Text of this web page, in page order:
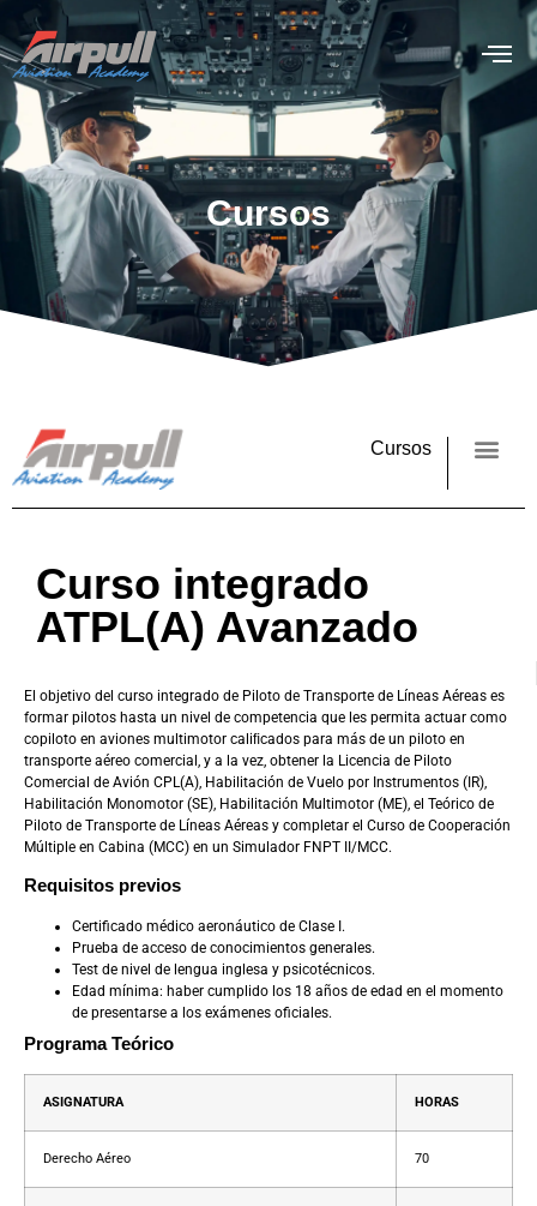
Cursos
Cursos
Curso integrado
ATPL(A) Avanzado
El objetivo del curso integrado de Piloto de Transporte de Líneas Aéreas es
formar pilotos hasta un nivel de competencia que les permita actuar como
copiloto en aviones multimotor caliﬁcados para más de un piloto en
transporte aéreo comercial, y a la vez, obtener la Licencia de Piloto
Comercial de Avión CPL(A), Habilitación de Vuelo por Instrumentos (IR),
Habilitación Monomotor (SE), Habilitación Multimotor (ME), el Teórico de
Piloto de Transporte de Líneas Aéreas y completar el Curso de Cooperación
Múltiple en Cabina (MCC) en un Simulador FNPT II/MCC.
Requisitos previos
Certificado médico aeronáutico de Clase I.
Prueba de acceso de conocimientos generales.
Test de nivel de lengua inglesa y psicotécnicos.
Edad mínima: haber cumplido los 18 años de edad en el momento
de presentarse a los exámenes oficiales.
Programa Teórico
ASIGNATURA HORAS
Derecho Aéreo 70